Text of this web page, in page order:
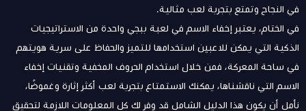
في النجاح وتمتع بتجربة لعب مثالية.
في الختام، يعتبر إخفاء الاسم في لعبة ببجي واحدة من الاستراتيجيات
الذكية التي يمكن للاعبين استخدامها للتميز والحفاظ على سرية هويتهم
في ساحة المعركة، فمن خلال استخدام الحروف المخفية وتقنيات إخفاء
الاسم التي ناقشناها، يمكنك الاستمتاع بتجربة لعب أكثر إثارة وغموضًا،
نأمل أن يكون هذا الدليل الشامل قد وفر لك كل المعلومات اللازمة لتحقيق